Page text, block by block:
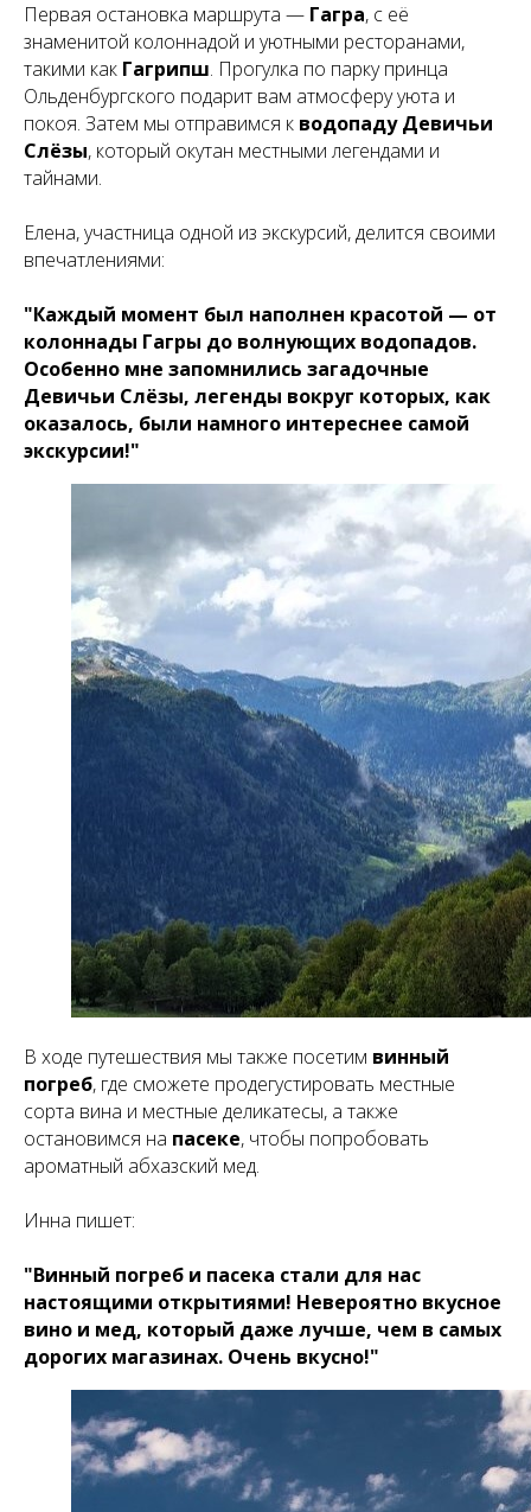
Первая остановка маршрута — Гагра, с её
знаменитой колоннадой и уютными ресторанами,
такими как Гагрипш. Прогулка по парку принца
Ольденбургского подарит вам атмосферу уюта и
покоя. Затем мы отправимся к водопаду Девичьи
Слёзы, который окутан местными легендами и
тайнами.
Елена, участница одной из экскурсий, делится своими
впечатлениями:
"Каждый момент был наполнен красотой — от
колоннады Гагры до волнующих водопадов.
Особенно мне запомнились загадочные
Девичьи Слёзы, легенды вокруг которых, как
оказалось, были намного интереснее самой
экскурсии!"
В ходе путешествия мы также посетим винный
погреб, где сможете продегустировать местные
сорта вина и местные деликатесы, а также
остановимся на пасеке, чтобы попробовать
ароматный абхазский мед.
Инна пишет:
"Винный погреб и пасека стали для нас
настоящими открытиями! Невероятно вкусное
вино и мед, который даже лучше, чем в самых
дорогих магазинах. Очень вкусно!"